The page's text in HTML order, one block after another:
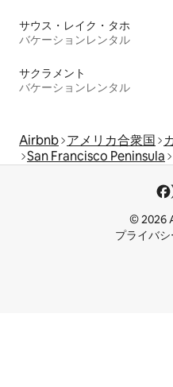
サウス・レイク・タホ
バケーションレンタル
サクラメント
バケーションレンタル
Airbnb アメリカ合衆国
San Francisco Peninsula
© 2026
プライバシ